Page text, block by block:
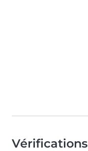
Vérifications